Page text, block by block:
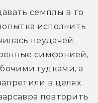
семплы в то
исполнить
неудачей.
симфонией,
гудками, а
в целях
повторить